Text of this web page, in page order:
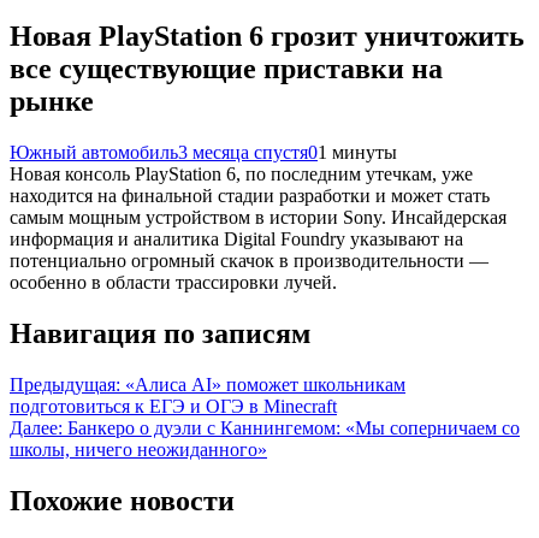
Новая PlayStation 6 грозит уничтожить
все существующие приставки на
рынке
Южный автомобиль3 месяца спустя01 минуты
Новая консоль PlayStation 6, по последним утечкам, уже
находится на финальной стадии разработки и может стать
самым мощным устройством в истории Sony. Инсайдерская
информация и аналитика Digital Foundry указывают на
потенциально огромный скачок в производительности —
особенно в области трассировки лучей.
Навигация по записям
Предыдущая: «Алиса AI» поможет школьникам
подготовиться к ЕГЭ и ОГЭ в Minecraft
Далее: Банкеро о дуэли с Каннингемом: «Мы соперничаем со
школы, ничего неожиданного»
Похожие новости